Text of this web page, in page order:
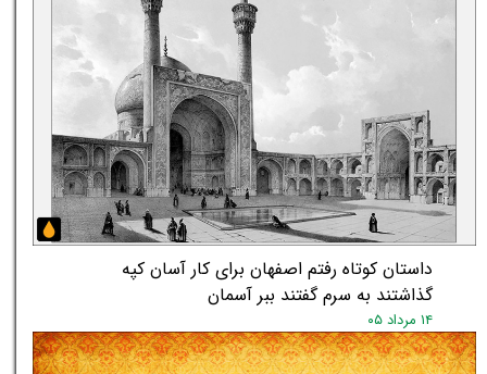
داستان کوتاه رفتم اصفهان برای کار آسان کپه
گذاشتند به سرم گفتند ببر آسمان
۱۴ مرداد ۰۵